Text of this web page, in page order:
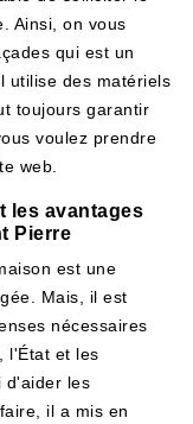
Ainsi, on vous
qui est un
utilise des matériels
toujours garantir
voulez prendre
web.
les avantages
Pierre
est une
Mais, il est
nécessaires
l'État et les
d'aider les
il a mis en